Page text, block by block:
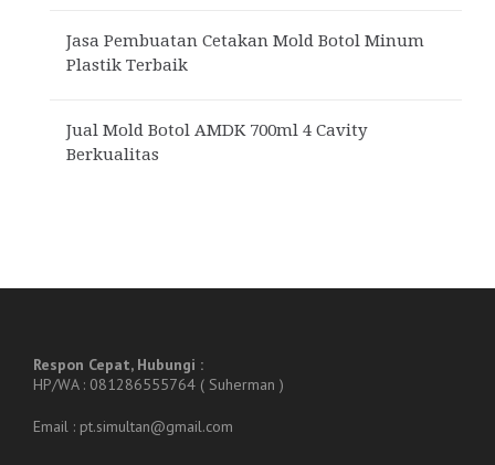
Jasa Pembuatan Cetakan Mold Botol Minum
Plastik Terbaik
Jual Mold Botol AMDK 700ml 4 Cavity
Berkualitas
Respon Cepat, Hubungi :
HP/WA : 081286555764 ( Suherman )
Email : pt.simultan@gmail.com